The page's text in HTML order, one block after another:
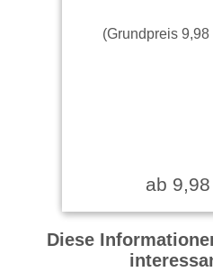
(Grundpreis
ab
Diese